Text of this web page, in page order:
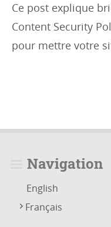
Ce post explique
Content Security
pour mettre votre
Navigation
English
Français